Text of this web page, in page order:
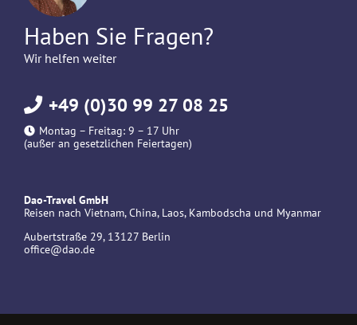
Haben Sie Fragen?
Wir helfen weiter
+49 (0)30 99 27 08 25
Montag – Freitag: 9 – 17 Uhr
(außer an gesetzlichen Feiertagen)
Dao-Travel GmbH
Reisen nach Vietnam, China, Laos, Kambodscha und Myanmar
Aubertstraße 29, 13127 Berlin
office@dao.de